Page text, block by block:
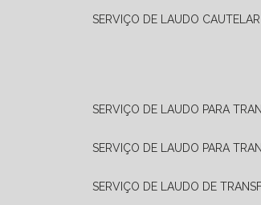
SERVIÇO DE LAUDO
SERVIÇO DE LAUDO PARA
SERVIÇO DE LAUDO PARA
SERVIÇO DE LAUDO DE